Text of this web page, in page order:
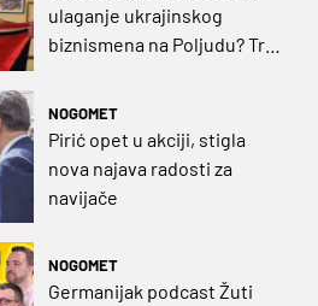
ulaganje ukrajinskog
biznismena na Poljudu? Tri
NOGOMET
Pirić opet u akciji, stigla
nova najava radosti za
navijače
NOGOMET
Germanijak podcast Žuti